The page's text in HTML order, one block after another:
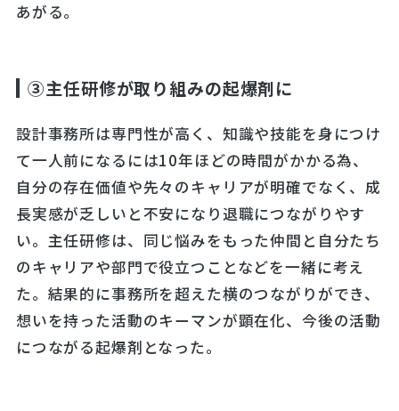
あがる。
③主任研修が取り組みの起爆剤に
設計事務所は専門性が高く、知識や技能を身につけ
て一人前になるには10年ほどの時間がかかる為、
自分の存在価値や先々のキャリアが明確でなく、成
長実感が乏しいと不安になり退職につながりやす
い。主任研修は、同じ悩みをもった仲間と自分たち
のキャリアや部門で役立つことなどを一緒に考え
た。結果的に事務所を超えた横のつながりができ、
想いを持った活動のキーマンが顕在化、今後の活動
につながる起爆剤となった。